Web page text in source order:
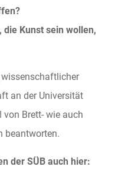
Kunst sein wollen,
wissenschaftlicher
an der Universität
Brett- wie auch
beantworten.
der SÜB auch hier: